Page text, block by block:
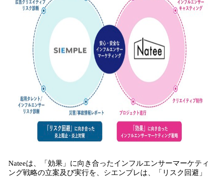
Nateeは、「効果」に向き合ったインフルエンサーマーケティ
ング戦略の立案及び実行を、シエンプレは、「リスク回避」